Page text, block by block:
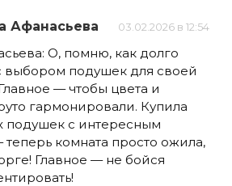
Афанасьева 03.02.2026 в 12:54
О, помню, как долго
выбором подушек для своей
— чтобы цвета и
гармонировали. Купила
подушек с интересным
комната просто ожила,
Главное — не бойся